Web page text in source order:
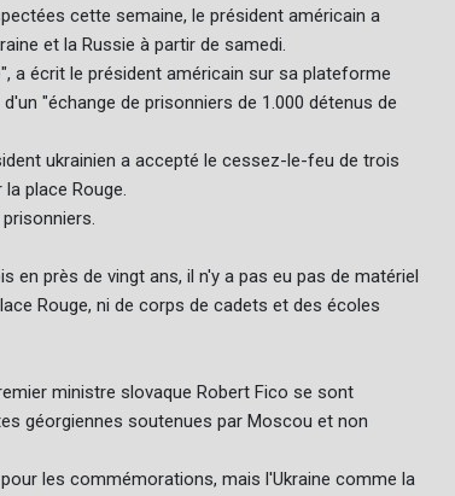
cette semaine, le président américain a
et la Russie à partir de samedi.
a écrit le président américain sur sa plateforme
"échange de prisonniers de 1.000 détenus de
ukrainien a accepté le cessez-le-feu de trois
place Rouge.
près de vingt ans, il n'y a pas eu pas de matériel
Rouge, ni de corps de cadets et des écoles
ministre slovaque Robert Fico se sont
géorgiennes soutenues par Moscou et non
les commémorations, mais l'Ukraine comme la